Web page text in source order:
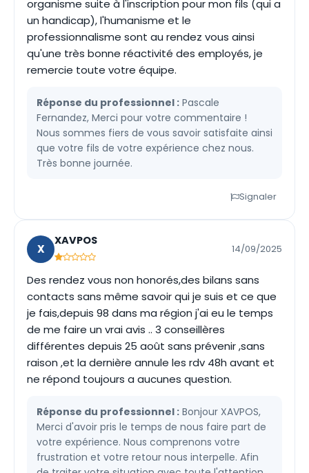
organisme suite à l'inscription pour mon fils (qui a
un handicap), l'humanisme et le
professionnalisme sont au rendez vous ainsi
qu'une très bonne réactivité des employés, je
remercie toute votre équipe.
Réponse du professionnel : Pascale
Fernandez, Merci pour votre commentaire !
Nous sommes fiers de vous savoir satisfaite ainsi
que votre fils de votre expérience chez nous.
Très bonne journée.
Signaler
X
XAVPOS
14/09/2025
Des rendez vous non honorés,des bilans sans
contacts sans même savoir qui je suis et ce que
je fais,depuis 98 dans ma région j'ai eu le temps
de me faire un vrai avis .. 3 conseillères
différentes depuis 25 août sans prévenir ,sans
raison ,et la dernière annule les rdv 48h avant et
ne répond toujours a aucunes question.
Réponse du professionnel : Bonjour XAVPOS,
Merci d'avoir pris le temps de nous faire part de
votre expérience. Nous comprenons votre
frustration et votre retour nous interpelle. Afin